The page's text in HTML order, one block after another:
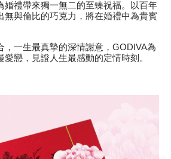
婚禮帶來獨一無二的至臻祝福。以百年
無與倫比的巧克力，將在婚禮中為貴賓
，一生最真摯的深情謝意，GODIVA為
戀，見證人生最感動的定情時刻。